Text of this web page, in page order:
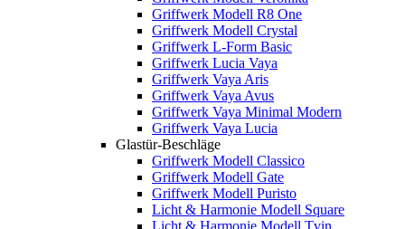
Griffwerk Modell R8 One
Griffwerk Modell Crystal
Griffwerk L-Form Basic
Griffwerk Lucia Vaya
Griffwerk Vaya Aris
Griffwerk Vaya Avus
Griffwerk Vaya Minimal Modern
Griffwerk Vaya Lucia
Glastür-Beschläge
Griffwerk Modell Classico
Griffwerk Modell Gate
Griffwerk Modell Puristo
Licht & Harmonie Modell Square
Licht & Harmonie Modell Tvin